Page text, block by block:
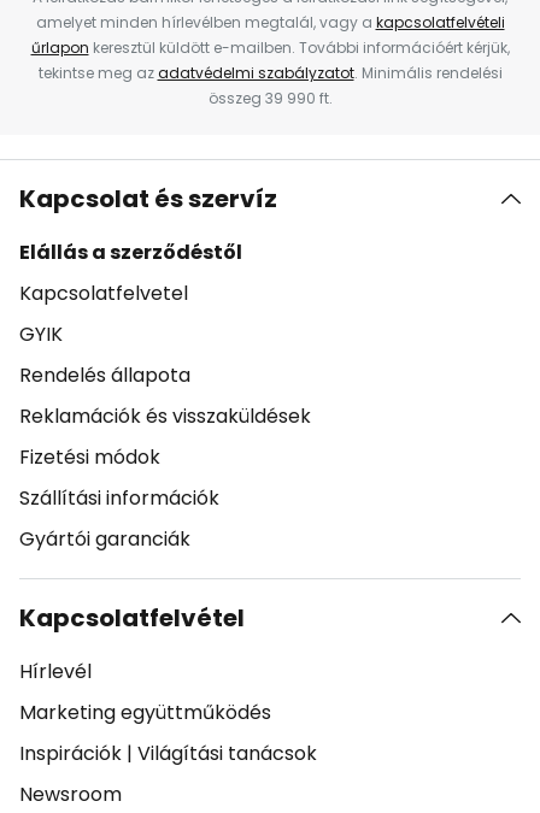
amelyet minden hírlevélben megtalál, vagy a kapcsolatfelvételi
űrlapon keresztül küldött e-mailben. További információért kérjük,
tekintse meg azadatvédelmi szabályzatot. Minimális rendelési
összeg 39 990 ft.
Kapcsolat és szervíz
Elállás a szerződéstől
Kapcsolatfelvetel
GYIK
Rendelés állapota
Reklamációk és visszaküldések
Fizetési módok
Szállítási információk
Gyártói garanciák
Kapcsolatfelvétel
Hírlevél
Marketing együttműködés
Inspirációk | Világítási tanácsok
Newsroom